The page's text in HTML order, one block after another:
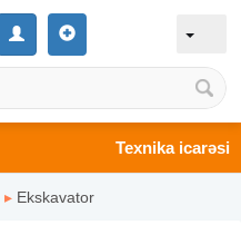
Texnika icarəsi
▸ Ekskavator